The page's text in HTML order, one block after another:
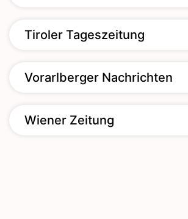
Tiroler Tageszeitung
Vorarlberger Nachrichten
Wiener Zeitung